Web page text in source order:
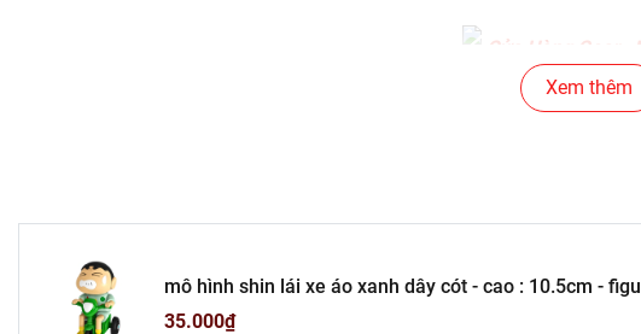
Cửa Hàng Gear ,
Cửa Hàng Văn
Xem thêm
mô hình shin lái xe áo xanh dây cót - cao : 10.5cm -
T2-S10
35.000₫